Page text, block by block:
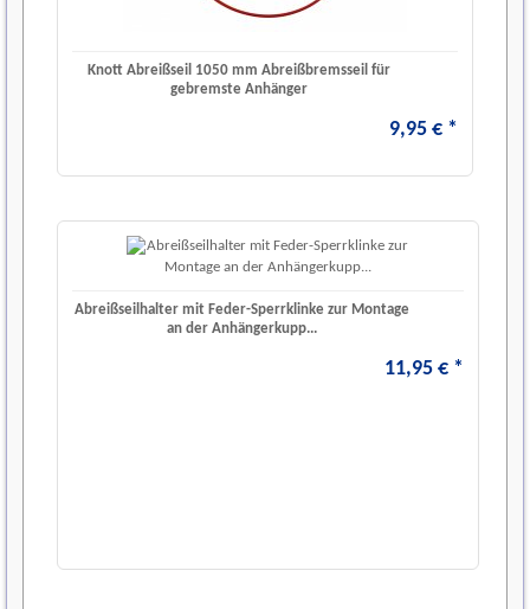
Knott Abreißseil 1050 mm Abreißbremsseil für
gebremste Anhänger
9,95 € *
Abreißseilhalter mit Feder-Sperrklinke zur Montage
an der Anhängerkupp...
11,95 € *